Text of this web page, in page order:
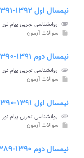
نیمسال اول ۱۳۹۲-۱۳۹۱
attachment روانشناسی تجربی پیام نور
insert_drive_file سوالات آزمون
نیمسال دوم ۱۳۹۱-۱۳۹۰
attachment روانشناسی تجربی پیام نور
insert_drive_file سوالات آزمون
نیمسال اول ۱۳۹۱-۱۳۹۰
attachment روانشناسی تجربی پیام نور
insert_drive_file سوالات آزمون
نیمسال دوم ۱۳۹۰-۱۳۸۹